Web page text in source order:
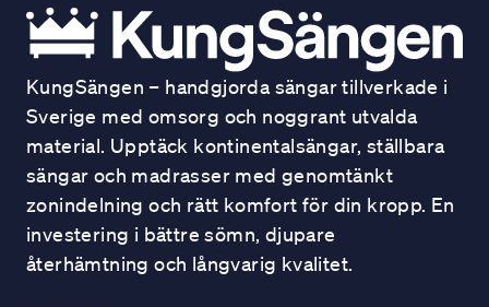
KungSängen – handgjorda sängar tillverkade i
Sverige med omsorg och noggrant utvalda
material. Upptäck kontinentalsängar, ställbara
sängar och madrasser med genomtänkt
zonindelning och rätt komfort för din kropp. En
investering i bättre sömn, djupare
återhämtning och långvarig kvalitet.